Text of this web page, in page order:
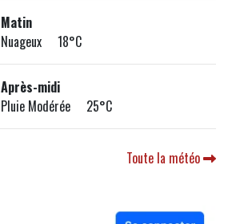
Matin
Nuageux 18°C
Après-midi
Pluie Modérée 25°C
Toute la météo